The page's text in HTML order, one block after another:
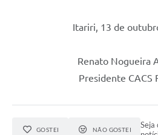
Itariri, 13 de
Renato Nogueira
Presidente CACS
GOSTEI NÃO GOSTEI
Seja